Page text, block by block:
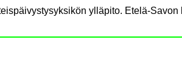
ylläpito. Etelä-